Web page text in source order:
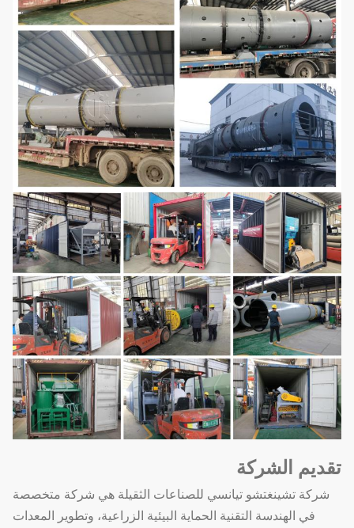
تقديم الشركة
شركة تشينغتشو تيانسي للصناعات الثقيلة هي شركة متخصصة
في الهندسة التقنية الحماية البيئية الزراعية، وتطوير المعدات